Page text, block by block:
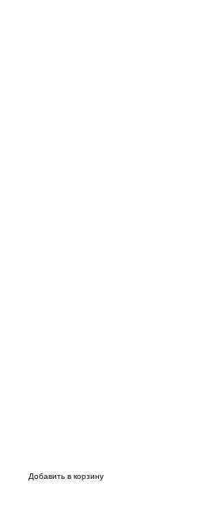
Добавить в корзину